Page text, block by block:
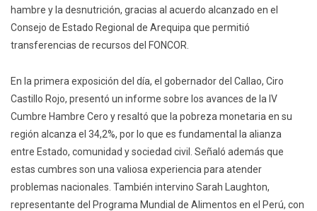
hambre y la desnutrición, gracias al acuerdo alcanzado en el
Consejo de Estado Regional de Arequipa que permitió
transferencias de recursos del FONCOR.
En la primera exposición del día, el gobernador del Callao, Ciro
Castillo Rojo, presentó un informe sobre los avances de la IV
Cumbre Hambre Cero y resaltó que la pobreza monetaria en su
región alcanza el 34,2%, por lo que es fundamental la alianza
entre Estado, comunidad y sociedad civil. Señaló además que
estas cumbres son una valiosa experiencia para atender
problemas nacionales. También intervino Sarah Laughton,
representante del Programa Mundial de Alimentos en el Perú, con